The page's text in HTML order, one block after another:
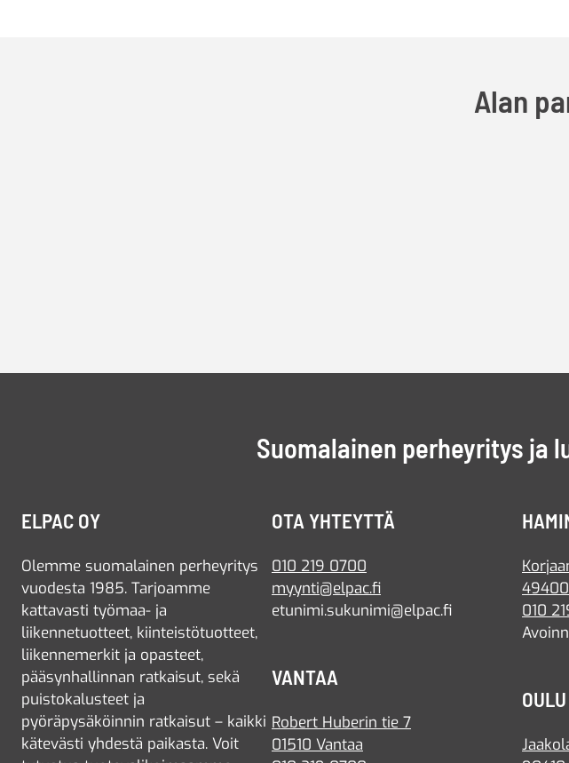
Alan
Suomalainen perheyritys ja
ELPAC OY
Olemme suomalainen perheyritys
vuodesta 1985. Tarjoamme
kattavasti työmaa- ja
liikennetuotteet, kiinteistötuotteet,
liikennemerkit ja opasteet,
pääsynhallinnan ratkaisut, sekä
puistokalusteet ja
pyöräpysäköinnin ratkaisut – kaikki
kätevästi yhdestä paikasta. Voit
OTA YHTEYTTÄ
010 219 0700
myynti@elpac.fi
etunimi.sukunimi@elpac.fi
VANTAA
Robert Huberin tie 7
01510 Vantaa
010
OULU